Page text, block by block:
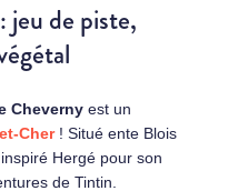
: jeu de piste,
Cheverny est un
Cher! Situé ente Blois
Hergé pour son
de Tintin.